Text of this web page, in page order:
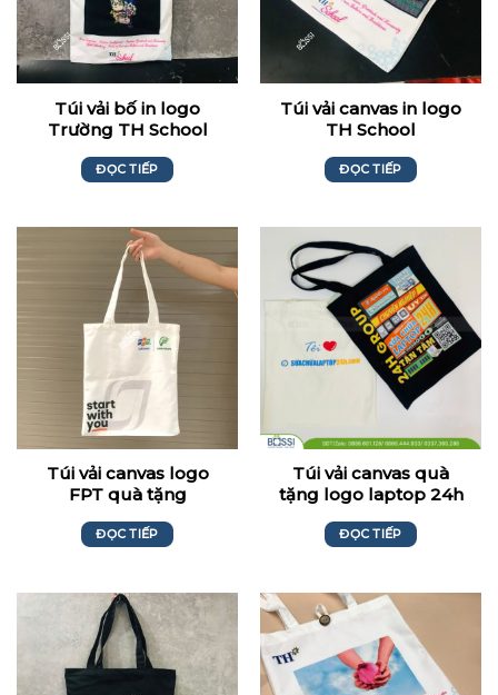
Túi vải bố in logo
Trường TH School
ĐỌC TIẾP
Túi vải canvas in logo
TH School
ĐỌC TIẾP
Túi vải canvas logo
FPT quà tặng
ĐỌC TIẾP
Túi vải canvas quà
tặng logo laptop 24h
ĐỌC TIẾP